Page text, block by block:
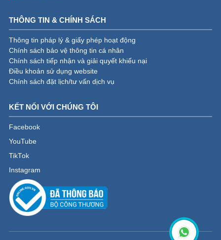
THÔNG TIN & CHÍNH SÁCH
Thông tin pháp lý & giấy phép hoạt động
Chính sách bảo vệ thông tin cá nhân
Chính sách tiếp nhận và giải quyết khiếu nại
Điều khoản sử dụng website
Chính sách đặt lịch/tư vấn dịch vụ
KẾT NỐI VỚI CHÚNG TÔI
Facebook
YouTube
TikTok
Instagram